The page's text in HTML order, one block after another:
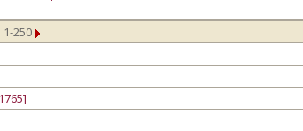
1-250